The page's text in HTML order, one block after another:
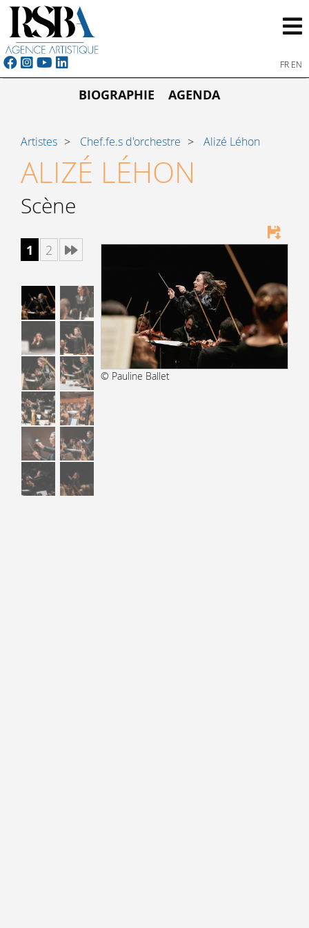
FR EN
BIOGRAPHIE AGENDA
Artistes Chef.fe.s d'orchestre Alizé Léhon
ALIZÉ LÉHON
Scène
1 2
© Pauline Ballet